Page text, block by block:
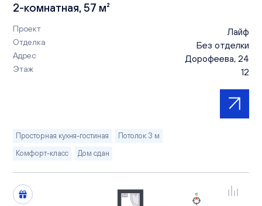
2-комнатная, 57 м²
Проект Лайф
Отделка Без отделки
Адрес Дорофеева, 24
Этаж 12
Просторная кухня-гостиная
Потолок 3 м
Комфорт-класс
Дом сдан